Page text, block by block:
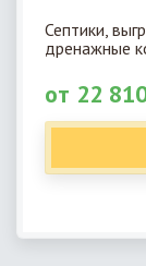
Септики,
дренажные
от 22